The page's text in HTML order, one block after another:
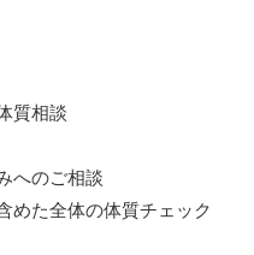
質相談
へのご相談
めた全体の体質チェック